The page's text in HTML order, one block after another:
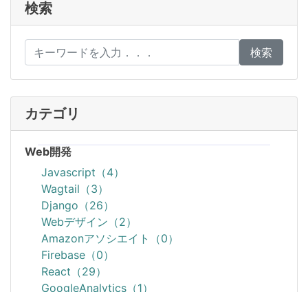
検索
検索
カテゴリ
Web開発
Javascript（4）
Wagtail（3）
Django（26）
Webデザイン（2）
Amazonアソシエイト（0）
Firebase（0）
React（29）
GoogleAnalytics（1）